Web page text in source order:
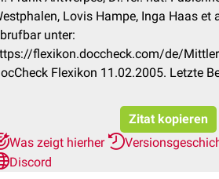
Lovis Hampe, Inga Haas et
unter:
flexikon.doccheck.com/de/
Flexikon 11.02.2005. Letzte
Zitat kopieren
Was zeigt hierher
Discord